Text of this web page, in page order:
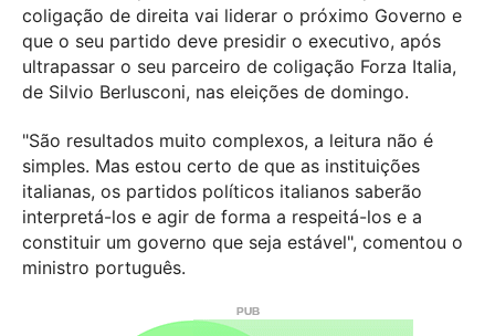
coligação de direita vai liderar o próximo Governo e
que o seu partido deve presidir o executivo, após
ultrapassar o seu parceiro de coligação Forza Italia,
de Silvio Berlusconi, nas eleições de domingo.
"São resultados muito complexos, a leitura não é
simples. Mas estou certo de que as instituições
italianas, os partidos políticos italianos saberão
interpretá-los e agir de forma a respeitá-los e a
constituir um governo que seja estável", comentou o
ministro português.